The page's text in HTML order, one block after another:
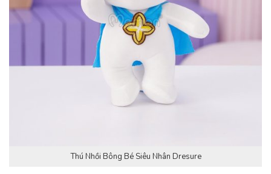
Thú Nhồi Bông Bé Siêu Nhân Dresure